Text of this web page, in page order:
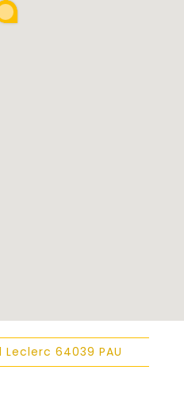
64039 PAU